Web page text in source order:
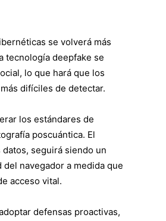
se volverá más
tecnología deepfake se
lo que hará que los
difíciles de detectar.
los estándares de
poscuántica. El
seguirá siendo un
navegador a medida que
acceso vital.
defensas proactivas,